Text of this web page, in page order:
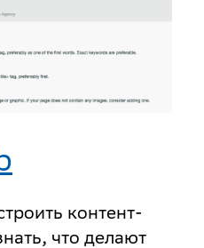
контент-
что делают